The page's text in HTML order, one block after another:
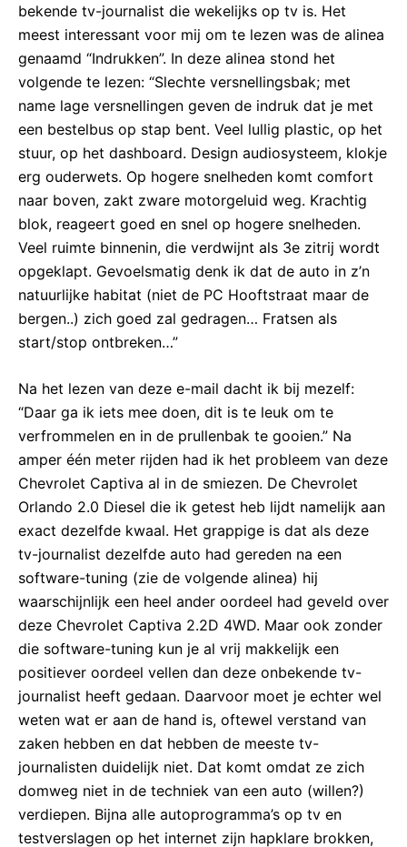
bekende tv-journalist die wekelijks op tv is. Het
meest interessant voor mij om te lezen was de alinea
genaamd “Indrukken”. In deze alinea stond het
volgende te lezen: “Slechte versnellingsbak; met
name lage versnellingen geven de indruk dat je met
een bestelbus op stap bent. Veel lullig plastic, op het
stuur, op het dashboard. Design audiosysteem, klokje
erg ouderwets. Op hogere snelheden komt comfort
naar boven, zakt zware motorgeluid weg. Krachtig
blok, reageert goed en snel op hogere snelheden.
Veel ruimte binnenin, die verdwijnt als 3e zitrij wordt
opgeklapt. Gevoelsmatig denk ik dat de auto in z’n
natuurlijke habitat (niet de PC Hooftstraat maar de
bergen..) zich goed zal gedragen… Fratsen als
start/stop ontbreken…”
Na het lezen van deze e-mail dacht ik bij mezelf:
“Daar ga ik iets mee doen, dit is te leuk om te
verfrommelen en in de prullenbak te gooien.” Na
amper één meter rijden had ik het probleem van deze
Chevrolet Captiva al in de smiezen. De Chevrolet
Orlando 2.0 Diesel die ik getest heb lijdt namelijk aan
exact dezelfde kwaal. Het grappige is dat als deze
tv-journalist dezelfde auto had gereden na een
software-tuning (zie de volgende alinea) hij
waarschijnlijk een heel ander oordeel had geveld over
deze Chevrolet Captiva 2.2D 4WD. Maar ook zonder
die software-tuning kun je al vrij makkelijk een
positiever oordeel vellen dan deze onbekende tv-
journalist heeft gedaan. Daarvoor moet je echter wel
weten wat er aan de hand is, oftewel verstand van
zaken hebben en dat hebben de meeste tv-
journalisten duidelijk niet. Dat komt omdat ze zich
domweg niet in de techniek van een auto (willen?)
verdiepen. Bijna alle autoprogramma’s op tv en
testverslagen op het internet zijn hapklare brokken,